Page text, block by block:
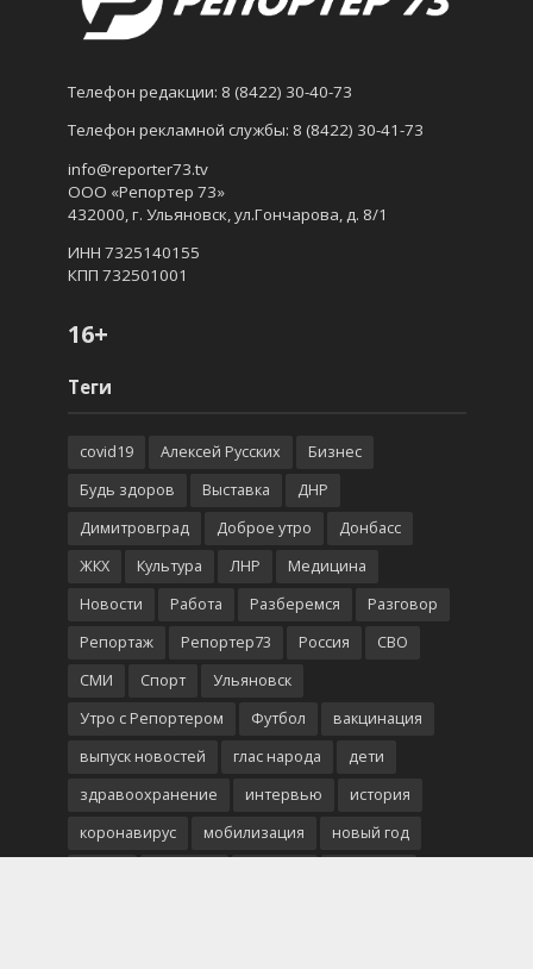
Телефон редакции: 8 (8422) 30-40-73
Телефон рекламной службы: 8 (8422) 30-41-73
info@reporter73.tv
ООО «Репортер 73»
432000, г. Ульяновск, ул.Гончарова, д. 8/1
ИНН 7325140155
КПП 732501001
16+
Теги
covid19 Алексей Русских
Бизнес
Будь здоров
Выставка
ДНР
Димитровград
Доброе утро
Донбасс
ЖКХ
Культура ЛНР
Медицина
Новости
Работа Разберемся
Разговор
Репортаж
Репортер73 Россия
СВО
СМИ
Спорт
Ульяновск
Утро с Репортером
Футбол
вакцинация
выпуск новостей
глас народа
дети
здравоохранение
интервью
история
коронавирус
мобилизация
новый год